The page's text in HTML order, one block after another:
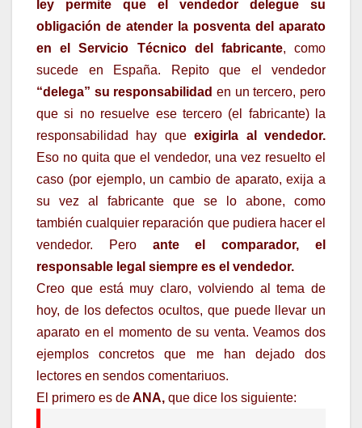
ley permite que el vendedor delegue su
obligación de atender la posventa del aparato
en el Servicio Técnico del fabricante, como
sucede en España. Repito que el vendedor
“delega” su responsabilidad en un tercero, pero
que si no resuelve ese tercero (el fabricante) la
responsabilidad hay queexigirla al vendedor.
Eso no quita que el vendedor, una vez resuelto el
caso (por ejemplo, un cambio de aparato, exija a
su vez al fabricante que se lo abone, como
también cualquier reparación que pudiera hacer el
vendedor. Pero ante el comparador, el
responsable legal siempre es el vendedor.
Creo que está muy claro, volviendo al tema de
hoy, de los defectos ocultos, que puede llevar un
aparato en el momento de su venta. Veamos dos
ejemplos concretos que me han dejado dos
lectores en sendos comentariuos.
El primero es deANA, que dice los siguiente: